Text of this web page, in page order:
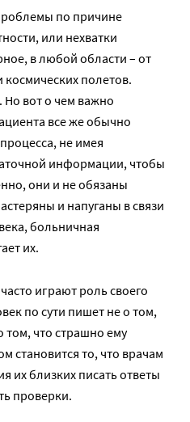
по причине
или нехватки
в любой области – от
полетов.
вот о чем важно
все же обычно
не имея
информации, чтобы
они и не обязаны
и напуганы в связи
больничная
их.
играют роль своего
по сути пишет не о том,
том, что страшно ему
становится то, что врачам
их близких писать ответы
проверки.